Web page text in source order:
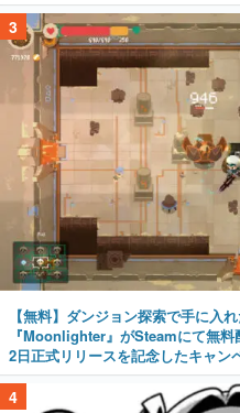
3
【無料】ダンジョン探索で手に入
『Moonlighter』がSteamにて無
2日正式リリースを記念したキャン
4